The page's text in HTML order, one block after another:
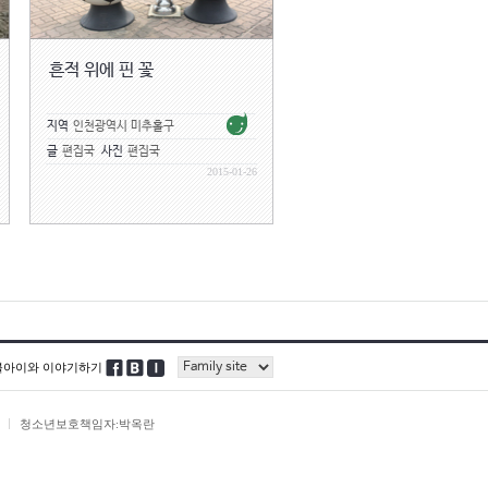
흔적 위에 핀 꽃
지역 인천광역시 미추홀구
글 편집국 사진 편집국
2015-01-26
아이와 이야기하기
청소년보호책임자:박옥란